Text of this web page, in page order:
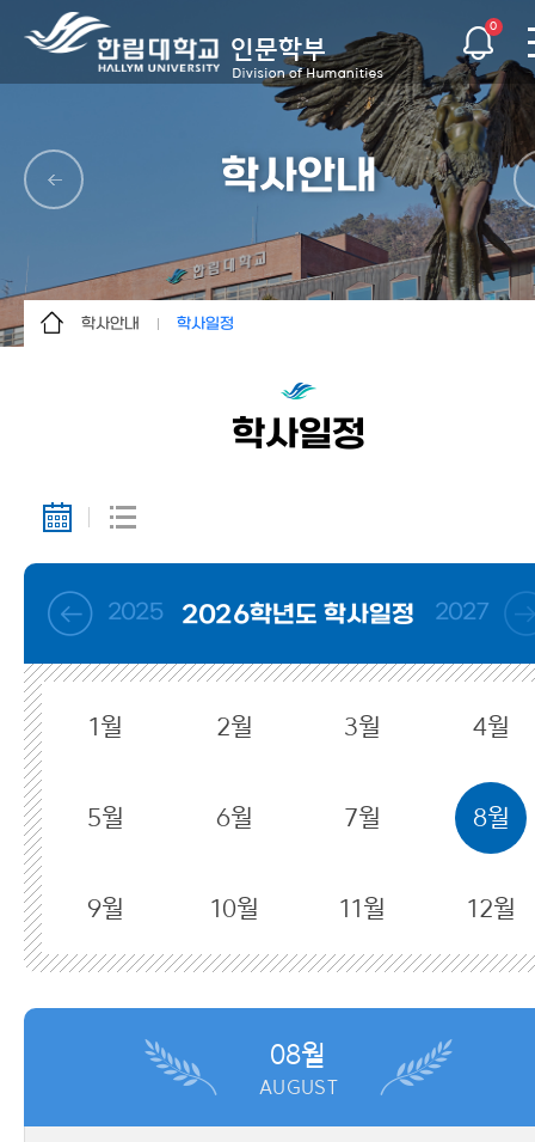
0
학사안내
학사안내
이용안내
학사일정
학사일정
2025 2026학년도 학사일정 2027
1월 2월 3월 4월
5월 6월 7월 8월
9월 10월 11월 12월
08월
AUGUST